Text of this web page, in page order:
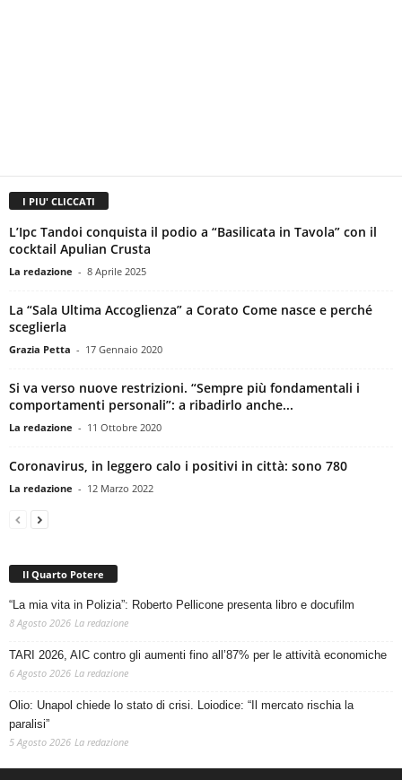
I PIU' CLICCATI
L’Ipc Tandoi conquista il podio a “Basilicata in Tavola” con il
cocktail Apulian Crusta
La redazione - 8 Aprile 2025
La “Sala Ultima Accoglienza” a Corato Come nasce e perché
sceglierla
Grazia Petta - 17 Gennaio 2020
Si va verso nuove restrizioni. “Sempre più fondamentali i
comportamenti personali”: a ribadirlo anche...
La redazione - 11 Ottobre 2020
Coronavirus, in leggero calo i positivi in città: sono 780
La redazione - 12 Marzo 2022
Il Quarto Potere
“La mia vita in Polizia”: Roberto Pellicone presenta libro e docufilm
8 Agosto 2026 La redazione
TARI 2026, AIC contro gli aumenti fino all’87% per le attività economiche
6 Agosto 2026 La redazione
Olio: Unapol chiede lo stato di crisi. Loiodice: “Il mercato rischia la
paralisi”
5 Agosto 2026 La redazione